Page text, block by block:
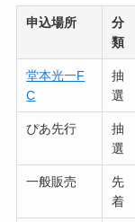
申込場所
分
類
堂本光一F
C
抽
選
ぴあ先行
抽
選
一般販売
先
着